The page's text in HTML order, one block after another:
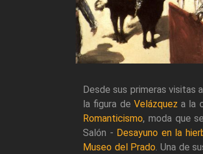
Desde sus primeras visitas
la figura de Velázquez a la
Romanticismo, moda que
Salón - Desayuno en la
Museo del Prado. Una de